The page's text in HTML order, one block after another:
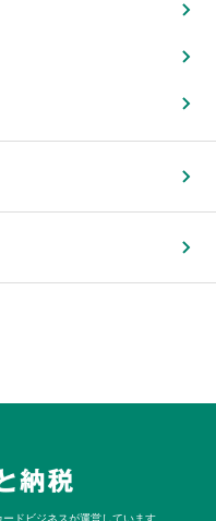
ードビジネスが運営しています